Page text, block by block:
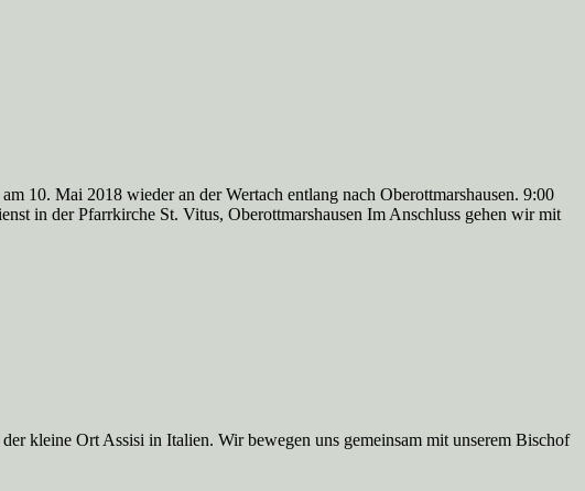
10. Mai 2018 wieder an der Wertach entlang nach Oberottmarshausen. 9:00
in der Pfarrkirche St. Vitus, Oberottmarshausen Im Anschluss gehen wir mit
kleine Ort Assisi in Italien. Wir bewegen uns gemeinsam mit unserem Bischof